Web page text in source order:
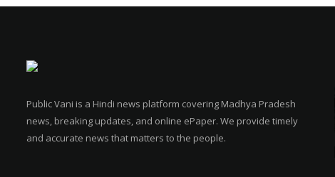
Public Vani is a Hindi news platform covering Madhya Pradesh
news, breaking updates, and online ePaper. We provide timely
and accurate news that matters to the people.